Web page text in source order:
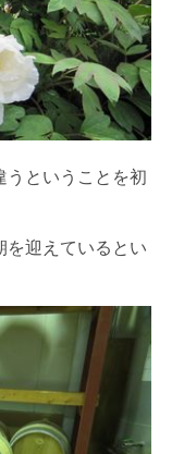
うということを初
を迎えているとい